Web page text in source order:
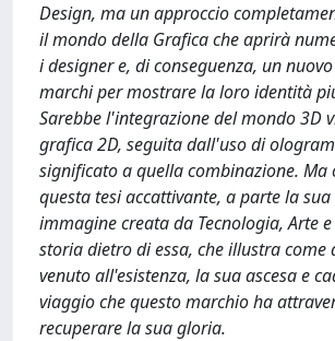
Design, ma un approccio
il mondo della Grafica che aprirà
i designer e, di conseguenza, un
marchi per mostrare la loro identità
Sarebbe l'integrazione del mondo 3D
grafica 2D, seguita dall'uso di
significato a quella combinazione. Ma
questa tesi accattivante, a parte la
immagine creata da Tecnologia, Arte e
storia dietro di essa, che illustra come
venuto all'esistenza, la sua ascesa e
viaggio che questo marchio ha
recuperare la sua gloria.